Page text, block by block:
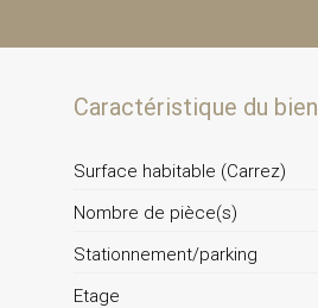
Caractéristique du bien
Surface habitable (Carrez)
Nombre de pièce(s)
Stationnement/parking
Etage